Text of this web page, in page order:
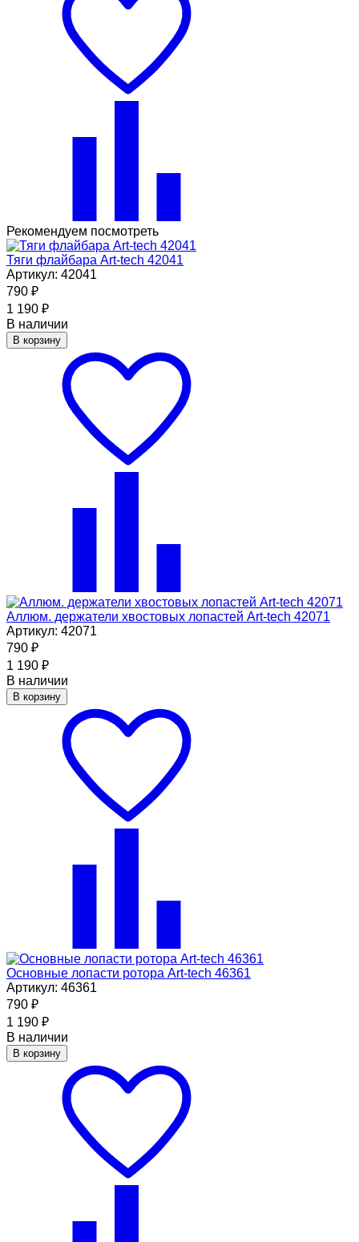
Рекомендуем посмотреть
Тяги флайбара Art-tech 42041
Артикул: 42041
790 ₽
1 190 ₽
В наличии
В корзину
Аллюм. держатели хвостовых лопастей Art-tech 42071
Артикул: 42071
790 ₽
1 190 ₽
В наличии
В корзину
Основные лопасти ротора Art-tech 46361
Артикул: 46361
790 ₽
1 190 ₽
В наличии
В корзину